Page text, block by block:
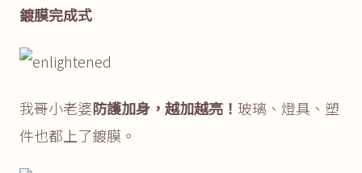
鍍膜完成式
我哥小老婆防護加身，越加越亮！ 玻璃、燈具、塑
件也都上了鍍膜。